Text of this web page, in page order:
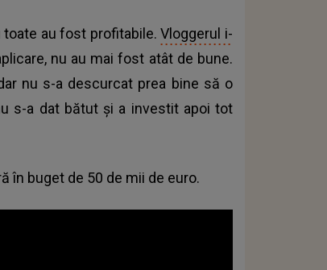
toate au fost profitabile.Vloggerul i-
nu au mai fost atât de bune.
nu s-a descurcat prea bine să o
s-a dat bătut şi a investit apoi tot
în buget de 50 de mii de euro.